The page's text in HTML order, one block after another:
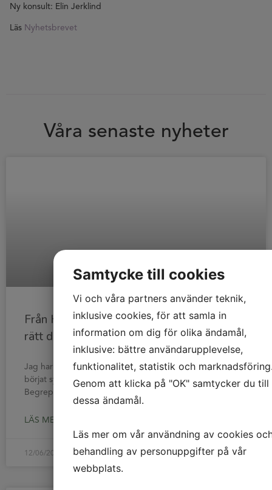
Ny konsult: Elin Jerklind
Läs Nyhetsbrevet
Våra senaste nyheter
Från HR-avdelning till HR-kompetens i
rätt dos med fractional HR
Jag har fångat upp att begreppet “fractional HR” har
börjat synas oftare på den svenska marknaden.
Begreppet används ofta i sammanhang där företag tar in
LÄS MER »
12/06/2026
Samtycke till cookies
Vi och våra partners använder teknik,
inklusive cookies, för att samla in
information om dig för olika ändamål,
inklusive: bättre användarupplevelse,
funktionalitet, statistik och
Genom att klicka på "OK" samtycker du till
dessa ändamål.
Läs mer om vår användning av cookies
behandling av personuppgifter på vår
webbplats.